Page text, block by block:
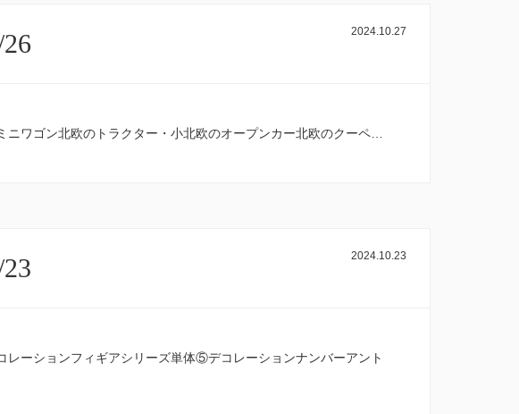
2024.10.27
ワゴン北欧のトラクター・小北欧のオープンカー北欧のクーペ…
2024.10.23
ーションフィギアシリーズ単体⑤デコレーションナンバーアント